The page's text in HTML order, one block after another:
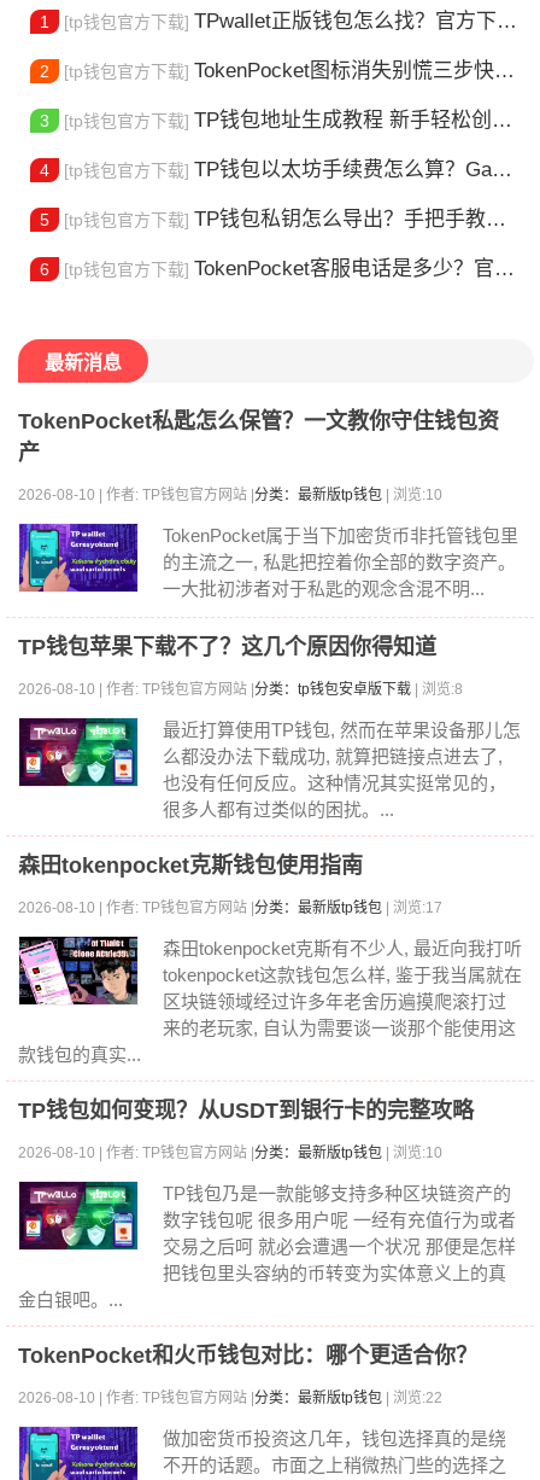
1 [tp钱包官方下载] TPwallet正版钱包怎么找？官方下载渠道全解析
2 [tp钱包官方下载] TokenPocket图标消失别慌三步快速找回你的钱包
3 [tp钱包官方下载] TP钱包地址生成教程 新手轻松创建钱包
4 [tp钱包官方下载] TP钱包以太坊手续费怎么算？Gas 费省钱全攻略
5 [tp钱包官方下载] TP钱包私钥怎么导出？手把手教你安全备份助记词
6 [tp钱包官方下载] TokenPocket客服电话是多少？官方热线查询
最新消息
TokenPocket私匙怎么保管？一文教你守住钱包资
产
2026-08-10 | 作者: TP钱包官方网站 | 分类：最新版tp钱包 | 浏览:10
TokenPocket属于当下加密货币非托管钱包里
的主流之一, 私匙把控着你全部的数字资产。
一大批初涉者对于私匙的观念含混不明...
TP钱包苹果下载不了？这几个原因你得知道
2026-08-10 | 作者: TP钱包官方网站 | 分类：tp钱包安卓版下载 | 浏览:8
最近打算使用TP钱包, 然而在苹果设备那儿怎
么都没办法下载成功, 就算把链接点进去了,
也没有任何反应。这种情况其实挺常见的，
很多人都有过类似的困扰。...
森田tokenpocket克斯钱包使用指南
2026-08-10 | 作者: TP钱包官方网站 | 分类：最新版tp钱包 | 浏览:17
森田tokenpocket克斯有不少人, 最近向我打听
tokenpocket这款钱包怎么样, 鉴于我当属就在
区块链领域经过许多年老舍历遍摸爬滚打过
来的老玩家, 自认为需要谈一谈那个能使用这
款钱包的真实...
TP钱包如何变现？从USDT到银行卡的完整攻略
2026-08-10 | 作者: TP钱包官方网站 | 分类：最新版tp钱包 | 浏览:10
TP钱包乃是一款能够支持多种区块链资产的
数字钱包呢 很多用户呢 一经有充值行为或者
交易之后呵 就必会遭遇一个状况 那便是怎样
把钱包里头容纳的币转变为实体意义上的真
金白银吧。...
TokenPocket和火币钱包对比：哪个更适合你？
2026-08-10 | 作者: TP钱包官方网站 | 分类：最新版tp钱包 | 浏览:22
做加密货币投资这几年，钱包选择真的是绕
不开的话题。市面之上稍微热门些的选择之